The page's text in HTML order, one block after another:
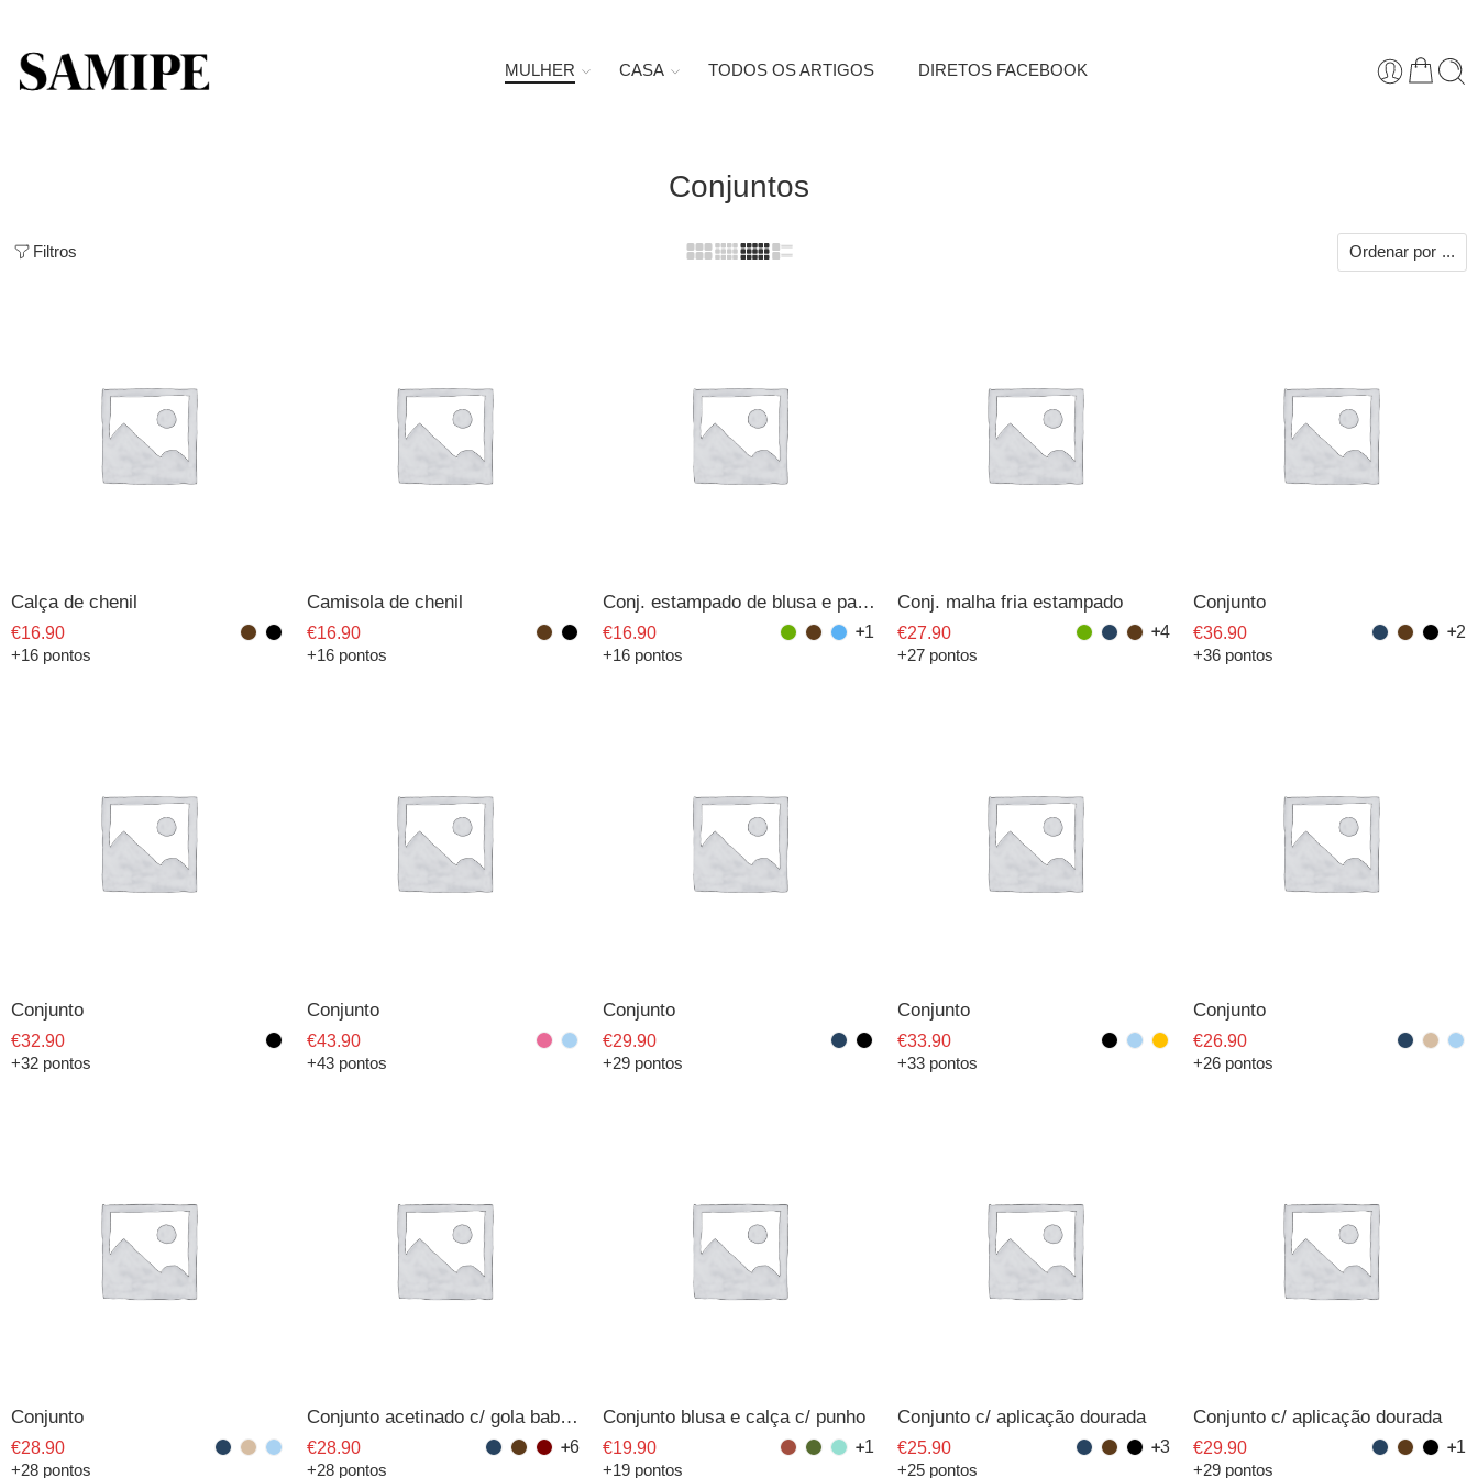
MULHER CASA TODOS OS ARTIGOS DIRETOS FACEBOOK
Conjuntos
Filtros Ordenar por ...
Calça de chenil
€16.90
+16 pontos
Camisola de chenil
€16.90
+16 pontos
Conj. estampado de blusa e pantalona
€16.90 1
+16 pontos
Conj. malha fria estampado
€27.90 4
+27 pontos
Conjunto
€36.90 2
+36 pontos
Conjunto
€32.90
+32 pontos
Conjunto
€43.90
+43 pontos
Conjunto
€29.90
+29 pontos
Conjunto
€33.90
+33 pontos
Conjunto
€26.90
+26 pontos
Conjunto
€28.90
+28 pontos
Conjunto acetinado c/ gola babete
€28.90 6
+28 pontos
Conjunto blusa e calça c/ punho
€19.90 1
+19 pontos
Conjunto c/ aplicação dourada
€25.90 3
+25 pontos
Conjunto c/ aplicação dourada
€29.90 1
+29 pontos